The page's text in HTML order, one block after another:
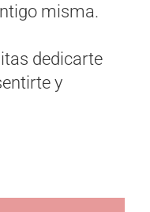
misma.
dedicarte
y